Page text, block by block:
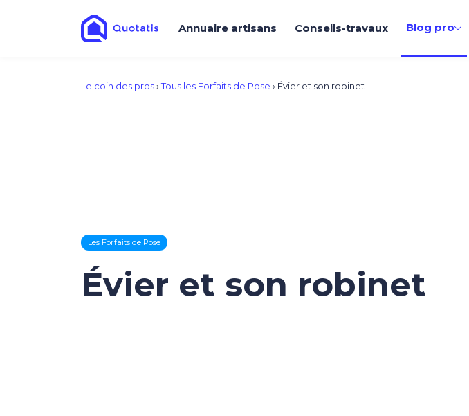
Annuaire artisans Conseils-travaux Blog pro
Le coin des pros›Tous les Forfaits de Pose › Évier et son robinet
Les Forfaits de Pose
Évier et son robinet